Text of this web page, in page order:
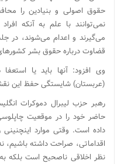
حقوق اصولی و بنیادین را
نمی‌توانند با علم به آنکه
می‌گیرند و اعدام می‌شوند، در
قضاوت درباره حقوق بشر
وی افزود: آنها باید یا
(عربستان) شایستگی حفظ این
رهبر حزب لیبرال دموکرات
حاضر خود را در موقعیت
داده است. وقتی موارد
اقداماتی، صراحت داشته باشیم،
نظر اخلاقی ناصحیح است بلکه